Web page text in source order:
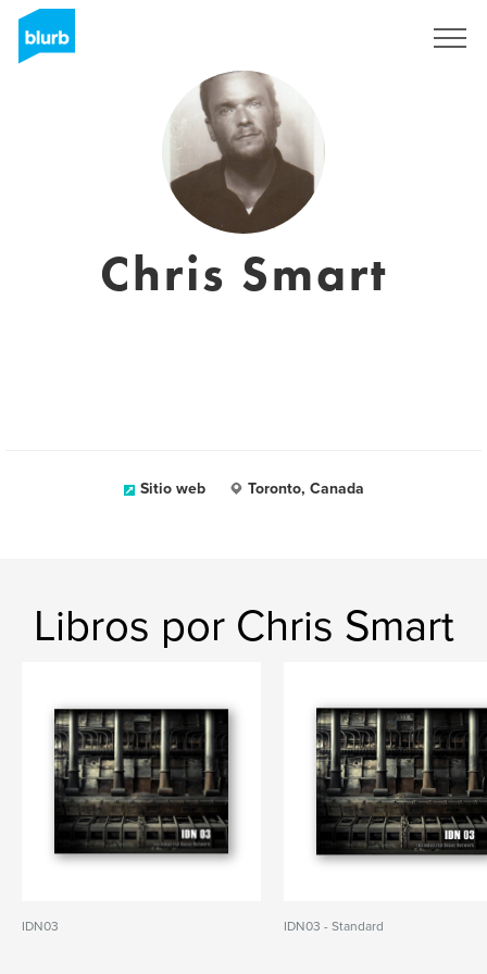
Chris Smart
Sitio web Toronto, Canada
Libros por Chris Smart
IDN03 IDN03 - Standard